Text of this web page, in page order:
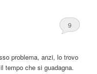
9
problema, anzi, lo trovo
tempo che si guadagna.